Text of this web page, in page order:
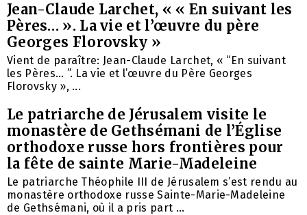
Jean-Claude Larchet, « « En suivant les
Pères… ». La vie et l’œuvre du père
Georges Florovsky »
Vient de paraître: Jean-Claude Larchet, « “En suivant
les Pères… ”. La vie et l’œuvre du Père Georges
Florovsky », ...
Le patriarche de Jérusalem visite le
monastère de Gethsémani de l’Église
orthodoxe russe hors frontières pour
la fête de sainte Marie-Madeleine
Le patriarche Théophile III de Jérusalem s’est rendu au
monastère orthodoxe russe Sainte-Marie-Madeleine
de Gethsémani, où il a pris part ...